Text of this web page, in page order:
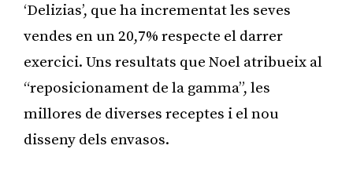
‘Delizias’, que ha incrementat les seves
vendes en un 20,7% respecte el darrer
exercici. Uns resultats que Noel atribueix al
“reposicionament de la gamma”, les
millores de diverses receptes i el nou
disseny dels envasos.